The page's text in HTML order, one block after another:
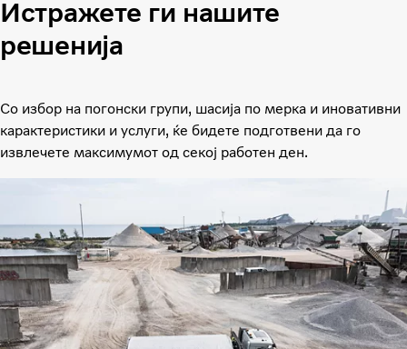
Истражете ги нашите
решенија
Со избор на погонски групи, шасија по мерка и иновативни
карактеристики и услуги, ќе бидете подготвени да го
извлечете максимумот од секој работен ден.